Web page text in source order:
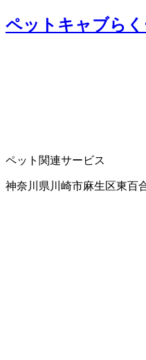
ペットキャブら
ペット関連サービス
神奈川県川崎市麻生区東百